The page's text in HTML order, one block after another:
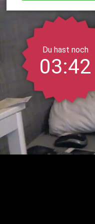
Du hast noch
03:42